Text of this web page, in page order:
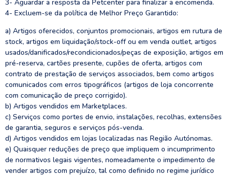
3- Aguardar a resposta da Petcenter para finalizar a encomenda.
4- Excluem-se da política de Melhor Preço Garantido:
a) Artigos oferecidos, conjuntos promocionais, artigos em rutura de
stock, artigos em liquidação/stock-off ou em venda outlet, artigos
usados/danificados/recondicionados/peças de exposição, artigos em
pré-reserva, cartões presente, cupões de oferta, artigos com
contrato de prestação de serviços associados, bem como artigos
comunicados com erros tipográficos (artigos de loja concorrente
com comunicação de preço corrigido).
b) Artigos vendidos em Marketplaces.
c) Serviços como portes de envio, instalações, recolhas, extensões
de garantia, seguros e serviços pós-venda.
d) Artigos vendidos em lojas localizadas nas Região Autónomas.
e) Quaisquer reduções de preço que impliquem o incumprimento
de normativos legais vigentes, nomeadamente o impedimento de
vender artigos com prejuízo, tal como definido no regime jurídico